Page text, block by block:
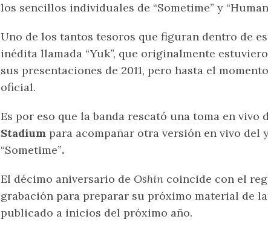
los sencillos individuales de “Sometime” y
Uno de los tantos tesoros que figuran dentro de
inédita llamada “Yuk”, que originalmente
sus presentaciones de 2011, pero hasta el
oficial.
Es por eso que la banda rescató una toma en vivo
Stadium para acompañar otra versión en vivo del
“Sometime”.
El décimo aniversario de Oshin coincide con el
grabación para preparar su próximo material de
publicado a inicios del próximo año.